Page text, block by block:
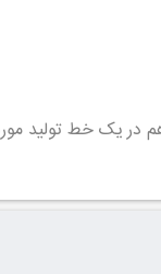
در یک خط تولید